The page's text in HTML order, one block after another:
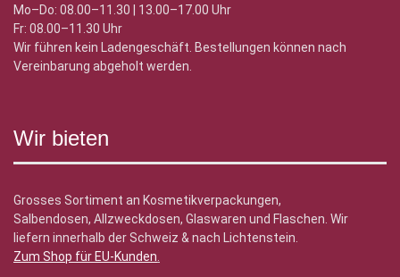
Mo–Do: 08.00–11.30 | 13.00–17.00 Uhr
Fr: 08.00–11.30 Uhr
Wir führen kein Ladengeschäft. Bestellungen können nach
Vereinbarung abgeholt werden.
Wir bieten
Grosses Sortiment an Kosmetikverpackungen,
Salbendosen, Allzweckdosen, Glaswaren und Flaschen. Wir
liefern innerhalb der Schweiz & nach Lichtenstein.
Zum Shop für EU-Kunden.